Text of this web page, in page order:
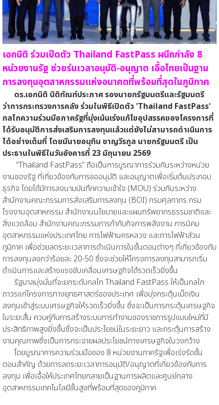
เอกนิติ ร่วมเปิดตัว Thailand FastPass ผนึกกำลัง 8
หน่วยงานรัฐ ช่วยร่นเวลาอนุมัติ-อนุญาต เอื้อไทยเป็นฐาน
การลงทุนอุตสาหกรรมแห่งอนาคตที่พร้อมที่สุดในภูมิภาค
ดร.เอกนิติ นิติทัณฑ์ประภาศ รองนายกรัฐมนตรีและรัฐมนตรี
ว่าการกระทรวงการคลัง ร่วมในพิธีเปิดตัว 'Thailand FastPass'
กลไกความร่วมมือภาครัฐที่มุ่งเน้นเร่งแก้ไขอุปสรรคของโครงการที่
ได้รับอนุมัติการส่งเสริมการลงทุนแล้วแต่ยังไม่สามารถดำเนินการ
ได้อย่างเต็มที่ โดยมีนายอนุทิน ชาญวีรกูล นายกรัฐมนตรี เป็น
ประธานในพิธีในวันอังคารที่ 23 มิถุนายน 2569
“Thailand FastPass” ถือเป็นการบูรณาการร่วมกันระหว่างหน่วย
งานของรัฐ ที่เกี่ยวข้องกับการขออนุมัติ และอนุญาตเพื่อเริ่มต้นประกอบ
ธุรกิจ โดยได้มีการลงนามบันทึกความเข้าใจ (MOU) ร่วมกันระหว่าง
สำนักงานคณะกรรมการส่งเสริมการลงทุน (BOI) กรมศุลกากร กรม
โรงงานอุตสาหกรรม สำนักงานนโยบายและแผนทรัพยากรธรรมชาติและ
สิ่งแวดล้อม สำนักงานคณะกรรมการกำกับกิจการพลังงาน การนิคม
อุตสาหกรรมแห่งประเทศไทย การไฟฟ้านครหลวง และการไฟฟ้าส่วน
ภูมิภาค เพื่อช่วยลดระยะเวลาการดำเนินการในขั้นตอนต่างๆ ที่เกี่ยวข้องกับ
การลงทุนลงกว่าร้อยละ 20-50 ซึ่งจะช่วยให้โครงการลงทุนสามารถเริ่ม
ดำเนินการและสร้างแรงขับเคลื่อนเศรษฐกิจได้รวดเร็วยิ่งขึ้น
รัฐบาลมุ่งมั่นที่จะยกระดับกลไก Thailand FastPass ให้เป็นกลไก
ถาวรแก่โครงการทางยุทธศาสตร์ของประเทศ เพื่อมุ่งกระตุ้นเม็ดเงิน
ลงทุนเข้าสู่ระบบเศรษฐกิจให้รวดเร็วยิ่งขึ้น ซึ่งจะเป็นการกระตุ้นเศรษฐกิจ
ในระยะสั้น ควบคู่กับการสร้างระบบการทำงานของราชการรูปแบบใหม่ที่มี
ประสิทธิภาพสูงยิ่งขึ้นซึ่งจะเป็นประโยชน์ในระยะยาว และกระตุ้นการสร้าง
งานคุณภาพซึ่งเป็นการกระจายผลประโยชน์ทางเศรษฐกิจในวงกว้าง
โดยบูรณาการความร่วมมือของ 8 หน่วยงานภาครัฐเพื่อเร่งรัดขั้น
ตอนสำคัญ ด้วยการลดระยะเวลาการอนุมัติ/อนุญาตที่เกี่ยวข้องกับการ
ลงทุน เพื่อเอื้อให้ประเทศไทยกลายเป็นฐานการผลิตและศูนย์กลาง
อุตสาหกรรมเทคโนโลยีชั้นสูงที่พร้อมที่สุดของภูมิภาค